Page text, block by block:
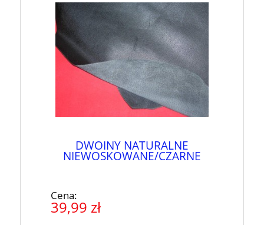
DWOINY NATURALNE
NIEWOSKOWANE/CZARNE
Cena:
39,99 zł